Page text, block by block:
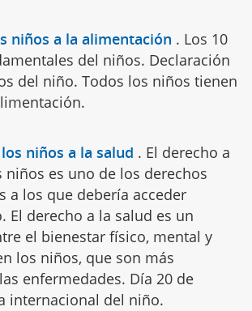
niños a la alimentación . Los 10
del niños. Declaración
del niño. Todos los niños tienen
niños a la salud . El derecho a
niños es uno de los derechos
a los que debería acceder
El derecho a la salud es un
el bienestar físico, mental y
los niños, que son más
enfermedades. Día 20 de
internacional del niño.